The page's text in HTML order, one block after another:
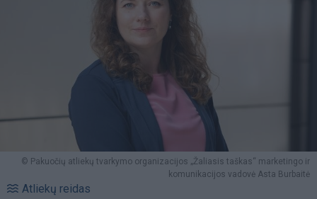
© Pakuočių atliekų tvarkymo organizacijos „Žaliasis taškas“ marketingo ir
komunikacijos vadovė Asta Burbaitė
Atliekų reidas